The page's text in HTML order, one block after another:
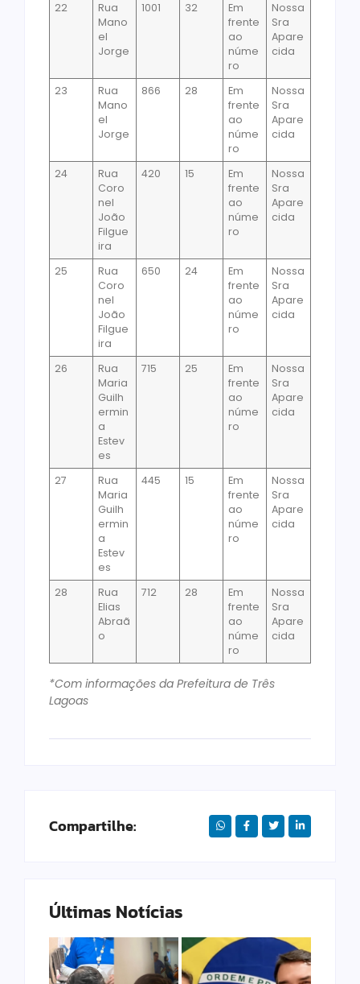
22
Rua
Mano
el
Jorge
1001 32
Em
frente
ao
núme
ro
Nossa
Sra
Apare
cida
23
Rua
Mano
el
Jorge
866 28
Em
frente
ao
núme
ro
Nossa
Sra
Apare
cida
24
Rua
Coro
nel
João
Filgue
ira
420 15
Em
frente
ao
núme
ro
Nossa
Sra
Apare
cida
25
Rua
Coro
nel
João
Filgue
ira
650 24
Em
frente
ao
núme
ro
Nossa
Sra
Apare
cida
26
Rua
Maria
Guilh
ermin
a
Estev
es
715 25
Em
frente
ao
núme
ro
Nossa
Sra
Apare
cida
27
Rua
Maria
Guilh
ermin
a
Estev
es
445 15
Em
frente
ao
núme
ro
Nossa
Sra
Apare
cida
28
Rua
Elias
Abraã
o
712 28
Em
frente
ao
núme
ro
Nossa
Sra
Apare
cida
*Com informações da Prefeitura de Três
Lagoas
Compartilhe:
Últimas Notícias